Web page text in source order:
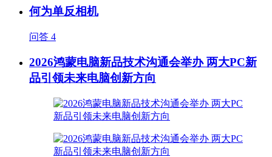
何为单反相机
问答 4
2026鸿蒙电脑新品技术沟通会举办 两大PC新
品引领未来电脑创新方向